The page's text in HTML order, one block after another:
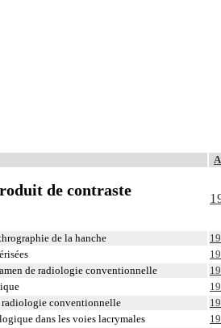
de contraste
de la hanche
de radiologie conventionnelle
radiologie conventionnelle
dans les voies lacrymales